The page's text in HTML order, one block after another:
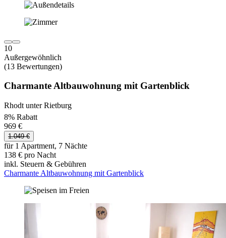
10
Außergewöhnlich
(13 Bewertungen)
Charmante Altbauwohnung mit Gartenblick
Rhodt unter Rietburg
8% Rabatt
969 €
1.049 €
für 1 Apartment, 7 Nächte
138 € pro Nacht
inkl. Steuern & Gebühren
Charmante Altbauwohnung mit Gartenblick